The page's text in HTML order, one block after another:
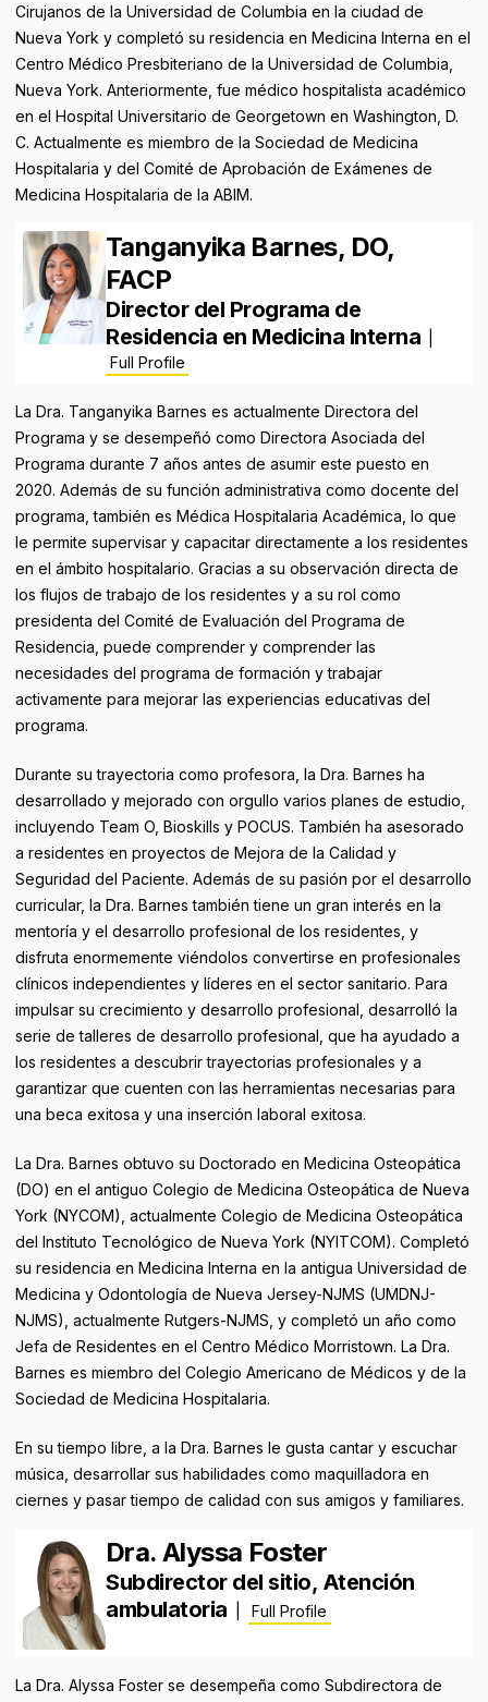
Cirujanos de la Universidad de Columbia en la ciudad de
Nueva York y completó su residencia en Medicina Interna en el
Centro Médico Presbiteriano de la Universidad de Columbia,
Nueva York. Anteriormente, fue médico hospitalista académico
en el Hospital Universitario de Georgetown en Washington, D.
C. Actualmente es miembro de la Sociedad de Medicina
Hospitalaria y del Comité de Aprobación de Exámenes de
Medicina Hospitalaria de la ABIM.
Tanganyika Barnes, DO,
FACP
Director del Programa de
Residencia en Medicina Interna
Full Profile
La Dra. Tanganyika Barnes es actualmente Directora del
Programa y se desempeñó como Directora Asociada del
Programa durante 7 años antes de asumir este puesto en
2020. Además de su función administrativa como docente del
programa, también es Médica Hospitalaria Académica, lo que
le permite supervisar y capacitar directamente a los residentes
en el ámbito hospitalario. Gracias a su observación directa de
los flujos de trabajo de los residentes y a su rol como
presidenta del Comité de Evaluación del Programa de
Residencia, puede comprender y comprender las
necesidades del programa de formación y trabajar
activamente para mejorar las experiencias educativas del
programa.
Durante su trayectoria como profesora, la Dra. Barnes ha
desarrollado y mejorado con orgullo varios planes de estudio,
incluyendo Team O, Bioskills y POCUS. También ha asesorado
a residentes en proyectos de Mejora de la Calidad y
Seguridad del Paciente. Además de su pasión por el desarrollo
curricular, la Dra. Barnes también tiene un gran interés en la
mentoría y el desarrollo profesional de los residentes, y
disfruta enormemente viéndolos convertirse en profesionales
clínicos independientes y líderes en el sector sanitario. Para
impulsar su crecimiento y desarrollo profesional, desarrolló la
serie de talleres de desarrollo profesional, que ha ayudado a
los residentes a descubrir trayectorias profesionales y a
garantizar que cuenten con las herramientas necesarias para
una beca exitosa y una inserción laboral exitosa.
La Dra. Barnes obtuvo su Doctorado en Medicina Osteopática
(DO) en el antiguo Colegio de Medicina Osteopática de Nueva
York (NYCOM), actualmente Colegio de Medicina Osteopática
del Instituto Tecnológico de Nueva York (NYITCOM). Completó
su residencia en Medicina Interna en la antigua Universidad de
Medicina y Odontología de Nueva Jersey-NJMS (UMDNJ-
NJMS), actualmente Rutgers-NJMS, y completó un año como
Jefa de Residentes en el Centro Médico Morristown. La Dra.
Barnes es miembro del Colegio Americano de Médicos y de la
Sociedad de Medicina Hospitalaria.
En su tiempo libre, a la Dra. Barnes le gusta cantar y escuchar
música, desarrollar sus habilidades como maquilladora en
ciernes y pasar tiempo de calidad con sus amigos y familiares.
Dra. Alyssa Foster
Subdirector del sitio, Atención
ambulatoria
Full Profile
La Dra. Alyssa Foster se desempeña como Subdirectora de